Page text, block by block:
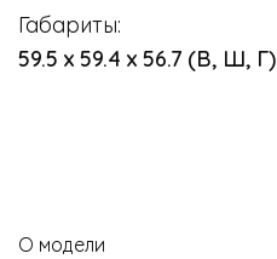
Габариты:
59.5 х 59.4 х 56.7 (В, Ш, Г)
О модели